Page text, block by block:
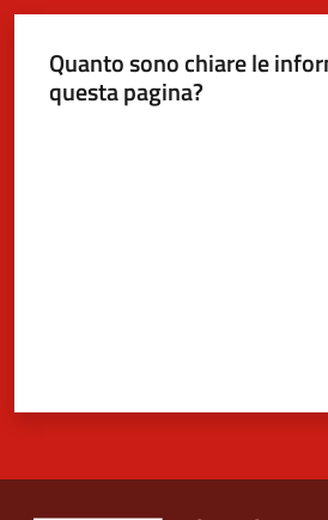
Quanto sono chiare le
questa pagina?